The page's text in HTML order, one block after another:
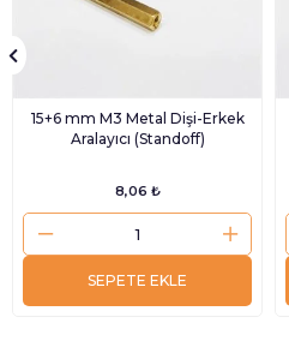
15+6 mm M3 Metal Dişi-Erkek
Aralayıcı (Standoff)
8,06 ₺
SEPETE EKLE